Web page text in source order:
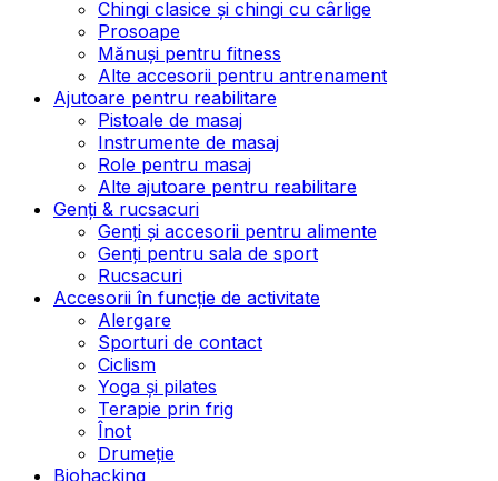
Chingi clasice și chingi cu cârlige
Prosoape
Mănuși pentru fitness
Alte accesorii pentru antrenament
Ajutoare pentru reabilitare
Pistoale de masaj
Instrumente de masaj
Role pentru masaj
Alte ajutoare pentru reabilitare
Genți & rucsacuri
Genți și accesorii pentru alimente
Genți pentru sala de sport
Rucsacuri
Accesorii în funcție de activitate
Alergare
Sporturi de contact
Ciclism
Yoga și pilates
Terapie prin frig
Înot
Drumeție
Biohacking